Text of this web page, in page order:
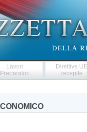
Lavori
Preparatori
Direttive
recepite